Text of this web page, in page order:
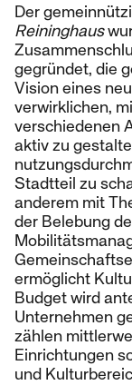
Der
Reininghaus
gegründet, die
Vision eines
verwirklichen,
verschiedenen
aktiv zu
Stadtteil zu
anderem mit
der Belebung
ermöglicht
Budget wird
Unternehmen
zählen
Einrichtungen
und